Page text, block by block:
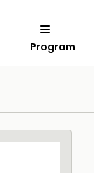
Program